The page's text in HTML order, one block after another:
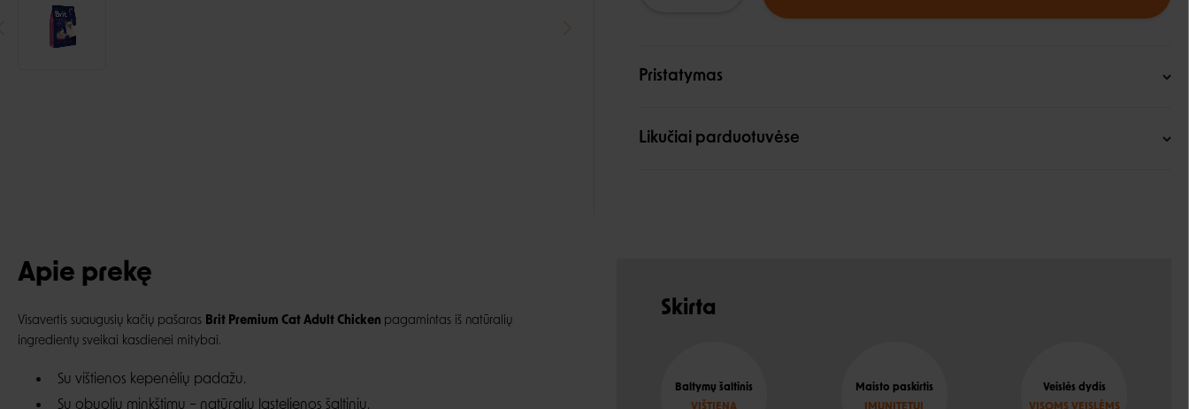
Pristatymas
Likučiai parduotuvėse
Apie prekę
Visavertis suaugusių kačių pašaras Brit Premium Cat Adult Chicken pagamintas iš natūralių
ingredientų sveikai kasdienei mitybai.
Su vištienos kepenėlių padažu.
Su obuolių minkštimu – natūraliu ląstelienos šaltiniu.
Skirta
Baltymų šaltinis
Maisto paskirtis
Veislės dydis